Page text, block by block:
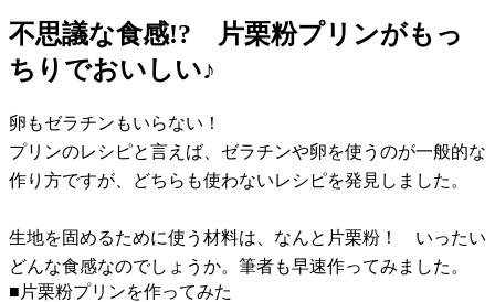
不思議な食感!? 片栗粉プリンがもっ
ちりでおいしい♪
卵もゼラチンもいらない！
プリンのレシピと言えば、ゼラチンや卵を使うのが一般的な
作り方ですが、どちらも使わないレシピを発見しました。
生地を固めるために使う材料は、なんと片栗粉！ いったい
どんな食感なのでしょうか。筆者も早速作ってみました。
■片栗粉プリンを作ってみた